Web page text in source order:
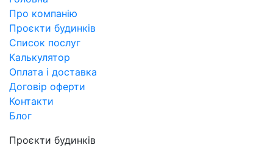
Про компанію
Проєкти будинків
Список послуг
Калькулятор
Оплата і доставка
Договір оферти
Контакти
Блог
Проєкти будинків